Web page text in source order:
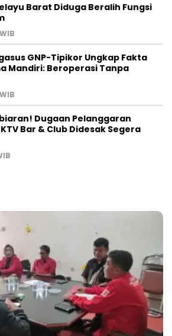
Barat Diduga Beralih Fungsi
GNP-Tipikor Ungkap Fakta
Mandiri: Beroperasi Tanpa
Dugaan Pelanggaran
Bar & Club Didesak Segera